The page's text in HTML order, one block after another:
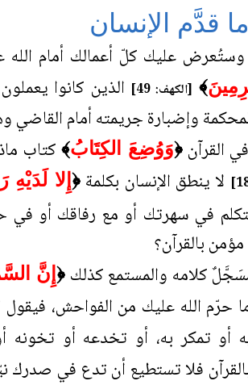
قدَّم الإنسان
عليك كلّ أعمالك أمام
﴾ [الكهف: 49]
الذين كانوا
المحكمة وإضبارة جريمته أمام
القرآن ﴿وَوُضِعَ الكِتَابُ﴾ كتاب
لا ينطق الإنسان بكلمة﴿ إِلا
في سهرتك أو مع رفاقك أو
بالقرآن؟
كلامه والمستمع كذلك ﴿إِنَّ
الله عليك من الفواحش،
تمكر به، أو تخدعه أو تخونه
فلا تستطيع أن تدع في صدرك